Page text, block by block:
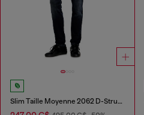
Slim Taille Moyenne 2062 D-Strukt Joggjeans®